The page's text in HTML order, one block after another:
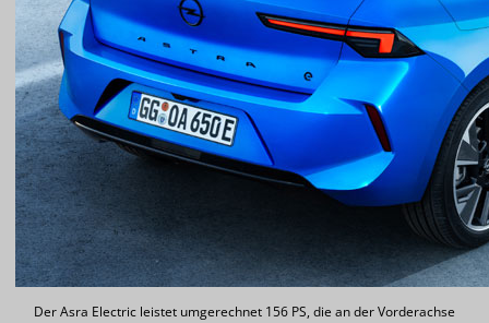
Der Asra Electric leistet umgerechnet 156 PS, die an der Vorderachse